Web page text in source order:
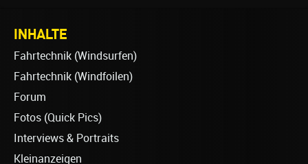
INHALTE
Fahrtechnik (Windsurfen)
Fahrtechnik (Windfoilen)
Forum
Fotos (Quick Pics)
Interviews & Portraits
Kleinanzeigen